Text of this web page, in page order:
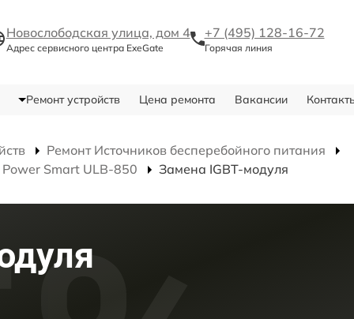
Новослободская улица, дом 4
Адрес сервисного центра ExeGate
+7 (495) 128-16-72
Горячая линия
Ремонт устройств Цена ремонта Вакансии
Ремонт Источников бесперебойного питания
Smart ULB-850
Замена IGBT-модуля